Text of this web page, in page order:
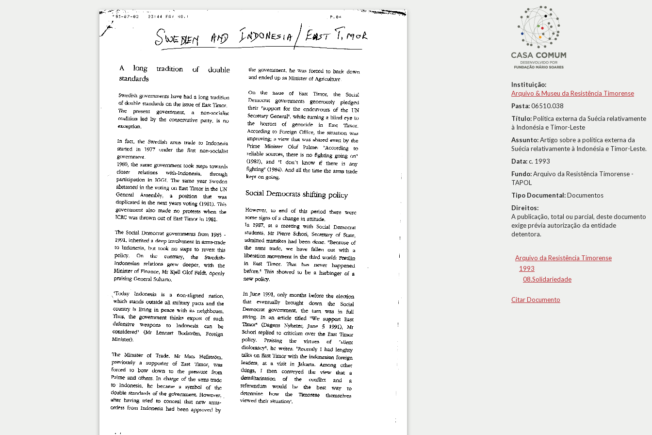
Instituição:
Arquivo & Museu da Resistência Timorense
Pasta:06510.038
Título:Política externa da Suécia relativamente
à Indonésia e Timor-Leste
Assunto:Artigo sobre a política externa da
Suécia relativamente à Indonésia e Timor-Leste.
Data:c. 1993
Fundo:Arquivo da Resistência Timorense -
TAPOL
Tipo Documental:Documentos
Direitos:
A publicação, total ou parcial, deste documento
exige prévia autorização da entidade
detentora.
Arquivo da Resistência Timorense
1993
08.Solidariedade
Citar Documento